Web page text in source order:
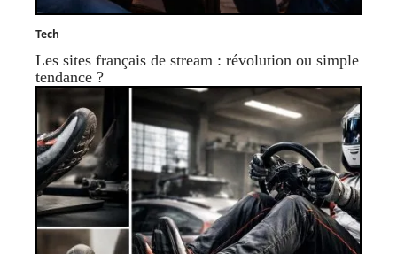
Tech
Les sites français de stream : révolution ou simple
tendance ?